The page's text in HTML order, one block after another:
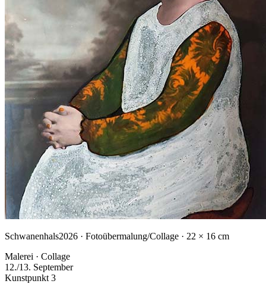
Schwanenhals2026 · Fotoübermalung/Collage · 22 × 16 cm
Malerei · Collage
12./13. September
Kunstpunkt 3